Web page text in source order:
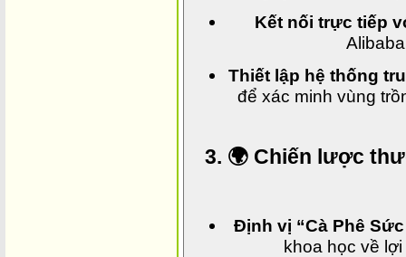
Kết nối trực tiếp
Thiết lập hệ thống
để xác minh vùng
3. 🌍 Chiến lược
Định vị “Cà Phê
khoa học về